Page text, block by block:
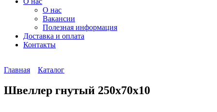
О нас
Вакансии
Полезная информация
Доставка и оплата
Контакты
Главная Каталог
Швеллер гнутый 250х70х10